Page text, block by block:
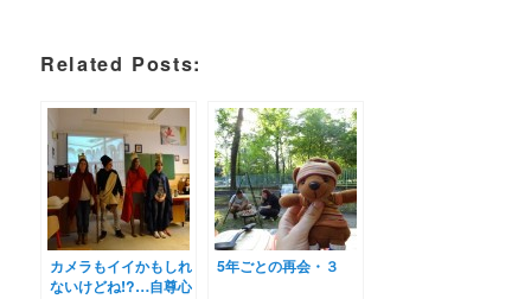
Related Posts:
カメラもイイかもしれ
ないけどね!?…自尊心
5年ごとの再会・３